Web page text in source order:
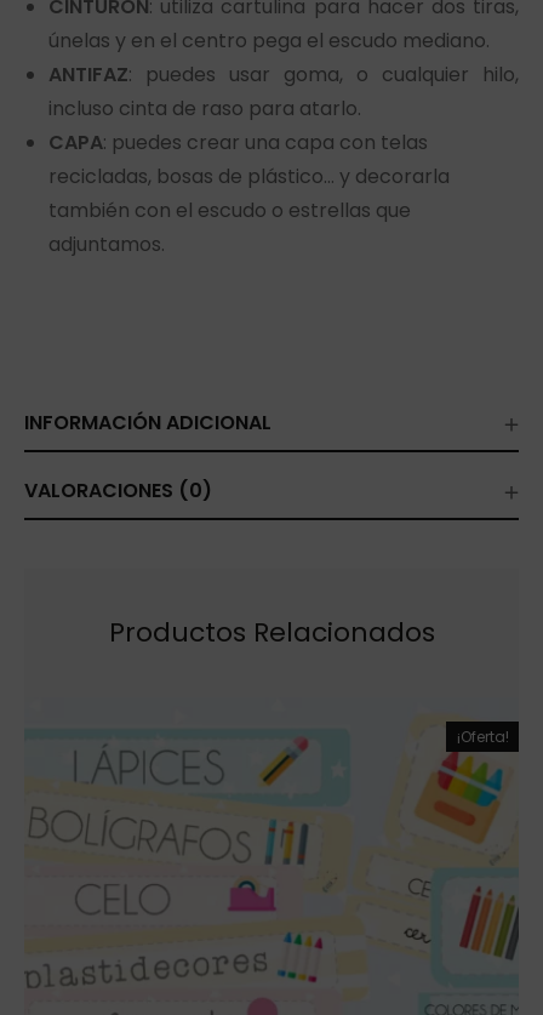
CINTURÓN: utiliza cartulina para hacer dos tiras,
únelas y en el centro pega el escudo mediano.
ANTIFAZ: puedes usar goma, o cualquier hilo,
incluso cinta de raso para atarlo.
CAPA: puedes crear una capa con telas
recicladas, bosas de plástico… y decorarla
también con el escudo o estrellas que
adjuntamos.
INFORMACIÓN ADICIONAL
VALORACIONES (0)
Productos Relacionados
¡Oferta!